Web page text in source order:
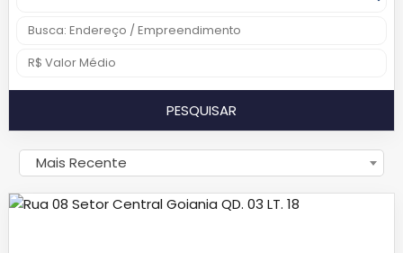
PESQUISAR
Mais Recente